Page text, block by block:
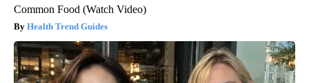
Common Food (Watch Video)
Health Trend Guides